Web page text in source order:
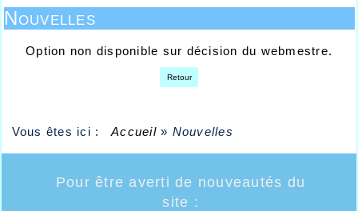
Nouvelles
Option non disponible sur décision du webmestre.
Retour
Vous êtes ici : Accueil » Nouvelles
Pour être averti de nouveautés du
site :